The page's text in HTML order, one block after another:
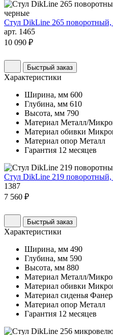
Стул DikLine 265
арт. 1465
10 090 ₽
Быстрый заказ
Характеристики
Ширина, мм 600
Глубина, мм 610
Высота, мм 790
Материал Металл/
Материал обивки
Материал опор Металл
Гарантия 12 месяцев
Стул DikLine 219
1387
7 560 ₽
Быстрый заказ
Характеристики
Ширина, мм 490
Глубина, мм 590
Высота, мм 880
Материал Металл/
Материал обивки
Материал сиденья
Материал опор Металл
Гарантия 12 месяцев